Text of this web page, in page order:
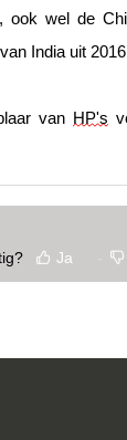
ook wel de
India uit
van HP's
Ja